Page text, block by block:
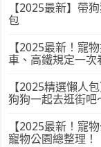
【2025最新】帶
包
【2025最新！寵
車、高鐵規定一次
【2025精選懶人
狗狗一起去逛街吧
【2025最新！寵
寵物公園總整理！